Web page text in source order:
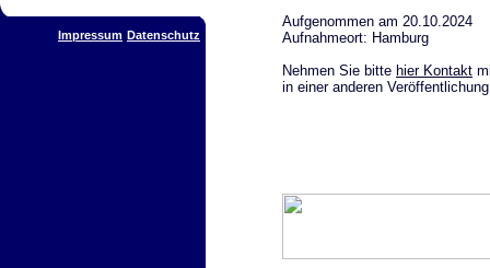
Impressum Datenschutz
Aufgenommen am 20.10.2024
Aufnahmeort: Hamburg
Nehmen Sie bitte hier Kontakt
in einer anderen